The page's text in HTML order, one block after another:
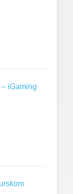
iGaming